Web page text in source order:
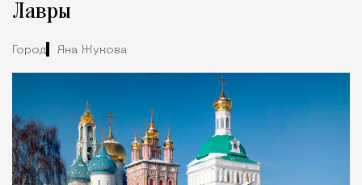
Лавры
Город Яна Жукова